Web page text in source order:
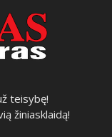
teisybę!
žiniasklaidą!